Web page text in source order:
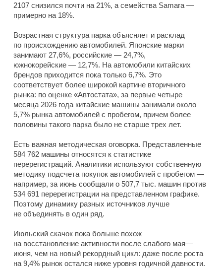
2107 снизился почти на 21%, а семейства Samara —
примерно на 18%.
Возрастная структура парка объясняет и расклад
по происхождению автомобилей. Японские марки
занимают 27,6%, российские — 24,7%,
южнокорейские — 12,7%. На автомобили китайских
брендов приходится пока только 6,7%. Это
соответствует более широкой картине вторичного
рынка: по оценке «Автостата», за первые четыре
месяца 2026 года китайские машины занимали около
5,7% рынка автомобилей с пробегом, причем более
половины такого парка было не старше трех лет.
Есть важная методическая оговорка. Представленные
584 762 машины относятся к статистике
перерегистраций. Аналитики используют собственную
методику подсчета покупок автомобилей с пробегом —
например, за июнь сообщали о 507,7 тыс. машин против
534 691 перерегистрации на представленном графике.
Поэтому динамику разных источников лучше
не объединять в один ряд.
Июльский скачок пока больше похож
на восстановление активности после слабого мая—
июня, чем на новый рекордный цикл: даже после роста
на 9,4% рынок остался ниже уровня годичной давности.